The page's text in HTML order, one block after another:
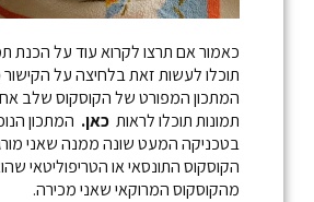
כאמור אם תרצו לקרוא עוד על הכנת
תוכלו לעשות זאת בלחיצה על הקישור
המתכון המפורט של הקוסקוס שלב
תמונות תוכלו לראות כאן. המתכון
בטכניקה המעט שונה ממנה שאני
הקוסקוס התונסאי או הטריפוליטאי
מהקוסקוס המרוקאי שאני מכירה.